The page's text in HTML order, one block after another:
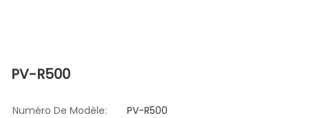
PV-R500
Numéro De Modèle: PV-R500